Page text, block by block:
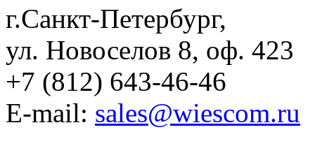
г.Санкт-Петербург,
ул. Новоселов 8, оф. 423
+7 (812) 643-46-46
E-mail: sales@wiescom.ru